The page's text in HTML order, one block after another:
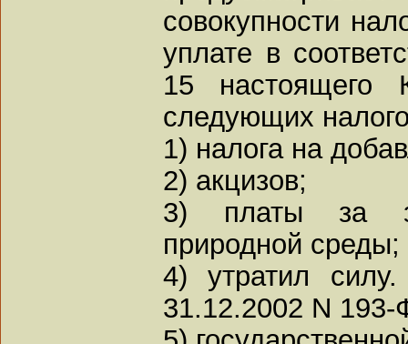
совокупности
уплате в
15 настоящего
следующих
1) налога на
2) акцизов;
3) платы за
природной среды;
4) утратил
31.12.2002 N